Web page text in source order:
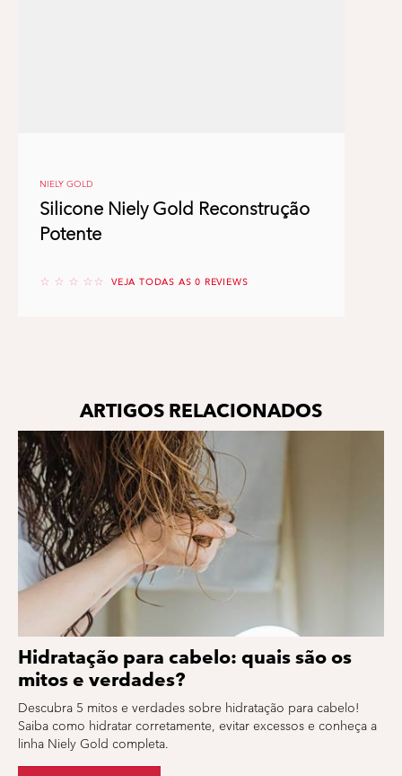
NIELY GOLD
Silicone Niely Gold Reconstrução
Potente
No reviews VEJA TODAS AS 0 REVIEWS
ARTIGOS RELACIONADOS
Hidratação para cabelo: quais são os
mitos e verdades?
Descubra 5 mitos e verdades sobre hidratação para cabelo!
Saiba como hidratar corretamente, evitar excessos e conheça a
linha Niely Gold completa.